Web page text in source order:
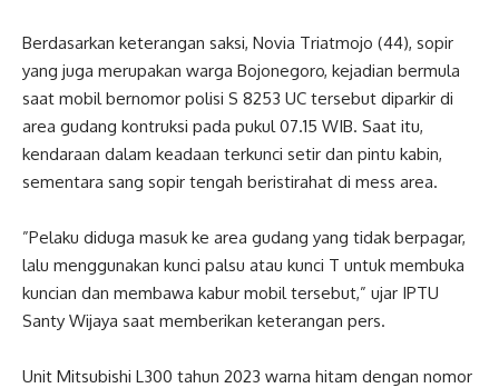
‎Berdasarkan keterangan saksi, Novia Triatmojo (44), sopir
yang juga merupakan warga Bojonegoro, kejadian bermula
saat mobil bernomor polisi S 8253 UC tersebut diparkir di
area gudang kontruksi pada pukul 07.15 WIB. Saat itu,
kendaraan dalam keadaan terkunci setir dan pintu kabin,
sementara sang sopir tengah beristirahat di mess area.
‎”Pelaku diduga masuk ke area gudang yang tidak berpagar,
lalu menggunakan kunci palsu atau kunci T untuk membuka
kuncian dan membawa kabur mobil tersebut,” ujar IPTU
Santy Wijaya saat memberikan keterangan pers.
‎Unit Mitsubishi L300 tahun 2023 warna hitam dengan nomor